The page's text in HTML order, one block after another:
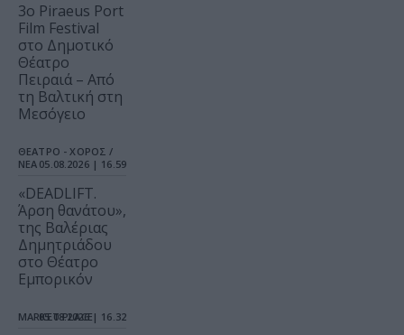
3o Piraeus Port
Film Festival
στο Δημοτικό
Θέατρο
Πειραιά – Από
τη Βαλτική στη
Μεσόγειο
ΘΕΑΤΡΟ - ΧΟΡΟΣ /
ΝΕΑ 05.08.2026 | 16.59
«DEADLIFT.
Άρση θανάτου»,
της Βαλέριας
Δημητριάδου
στο Θέατρο
Εμπορικόν
MARKET PLACE
05.08.2026 | 16.32